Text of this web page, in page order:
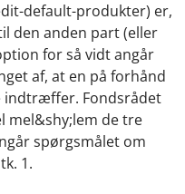
default-produkter) er,
den anden part (eller
for så vidt angår
af, at en på forhånd
indtræffer. Fondsrådet
mel&shy;lem de tre
spørgsmålet om
1.